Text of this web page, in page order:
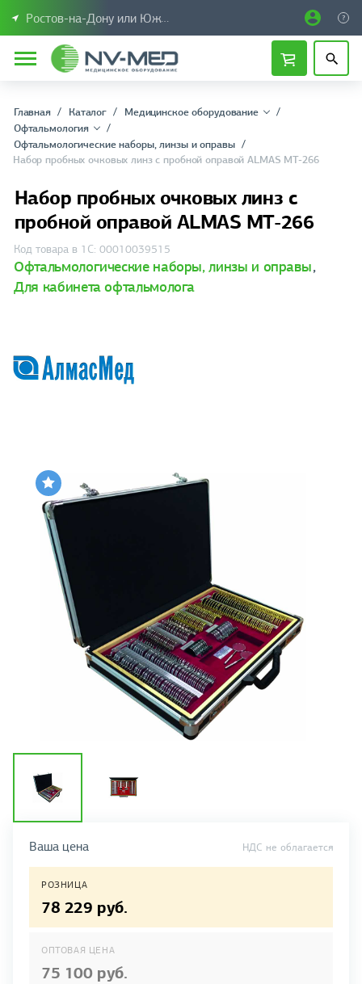
Ростов-на-Дону или Южный Федеральный округ
Главная Каталог
Медицинское оборудование
Офтальмология
Офтальмологические наборы, линзы и оправы
Набор пробных очковых линз с пробной оправой ALMAS MT-266
Набор пробных очковых линз с
пробной оправой ALMAS MT-266
Код товара в 1С: 00010039515
Офтальмологические наборы, линзы и оправы,
Для кабинета офтальмолога
Ваша цена НДС не облагается
РОЗНИЦА
78 229 руб.
ОПТОВАЯ ЦЕНА
75 100 руб.